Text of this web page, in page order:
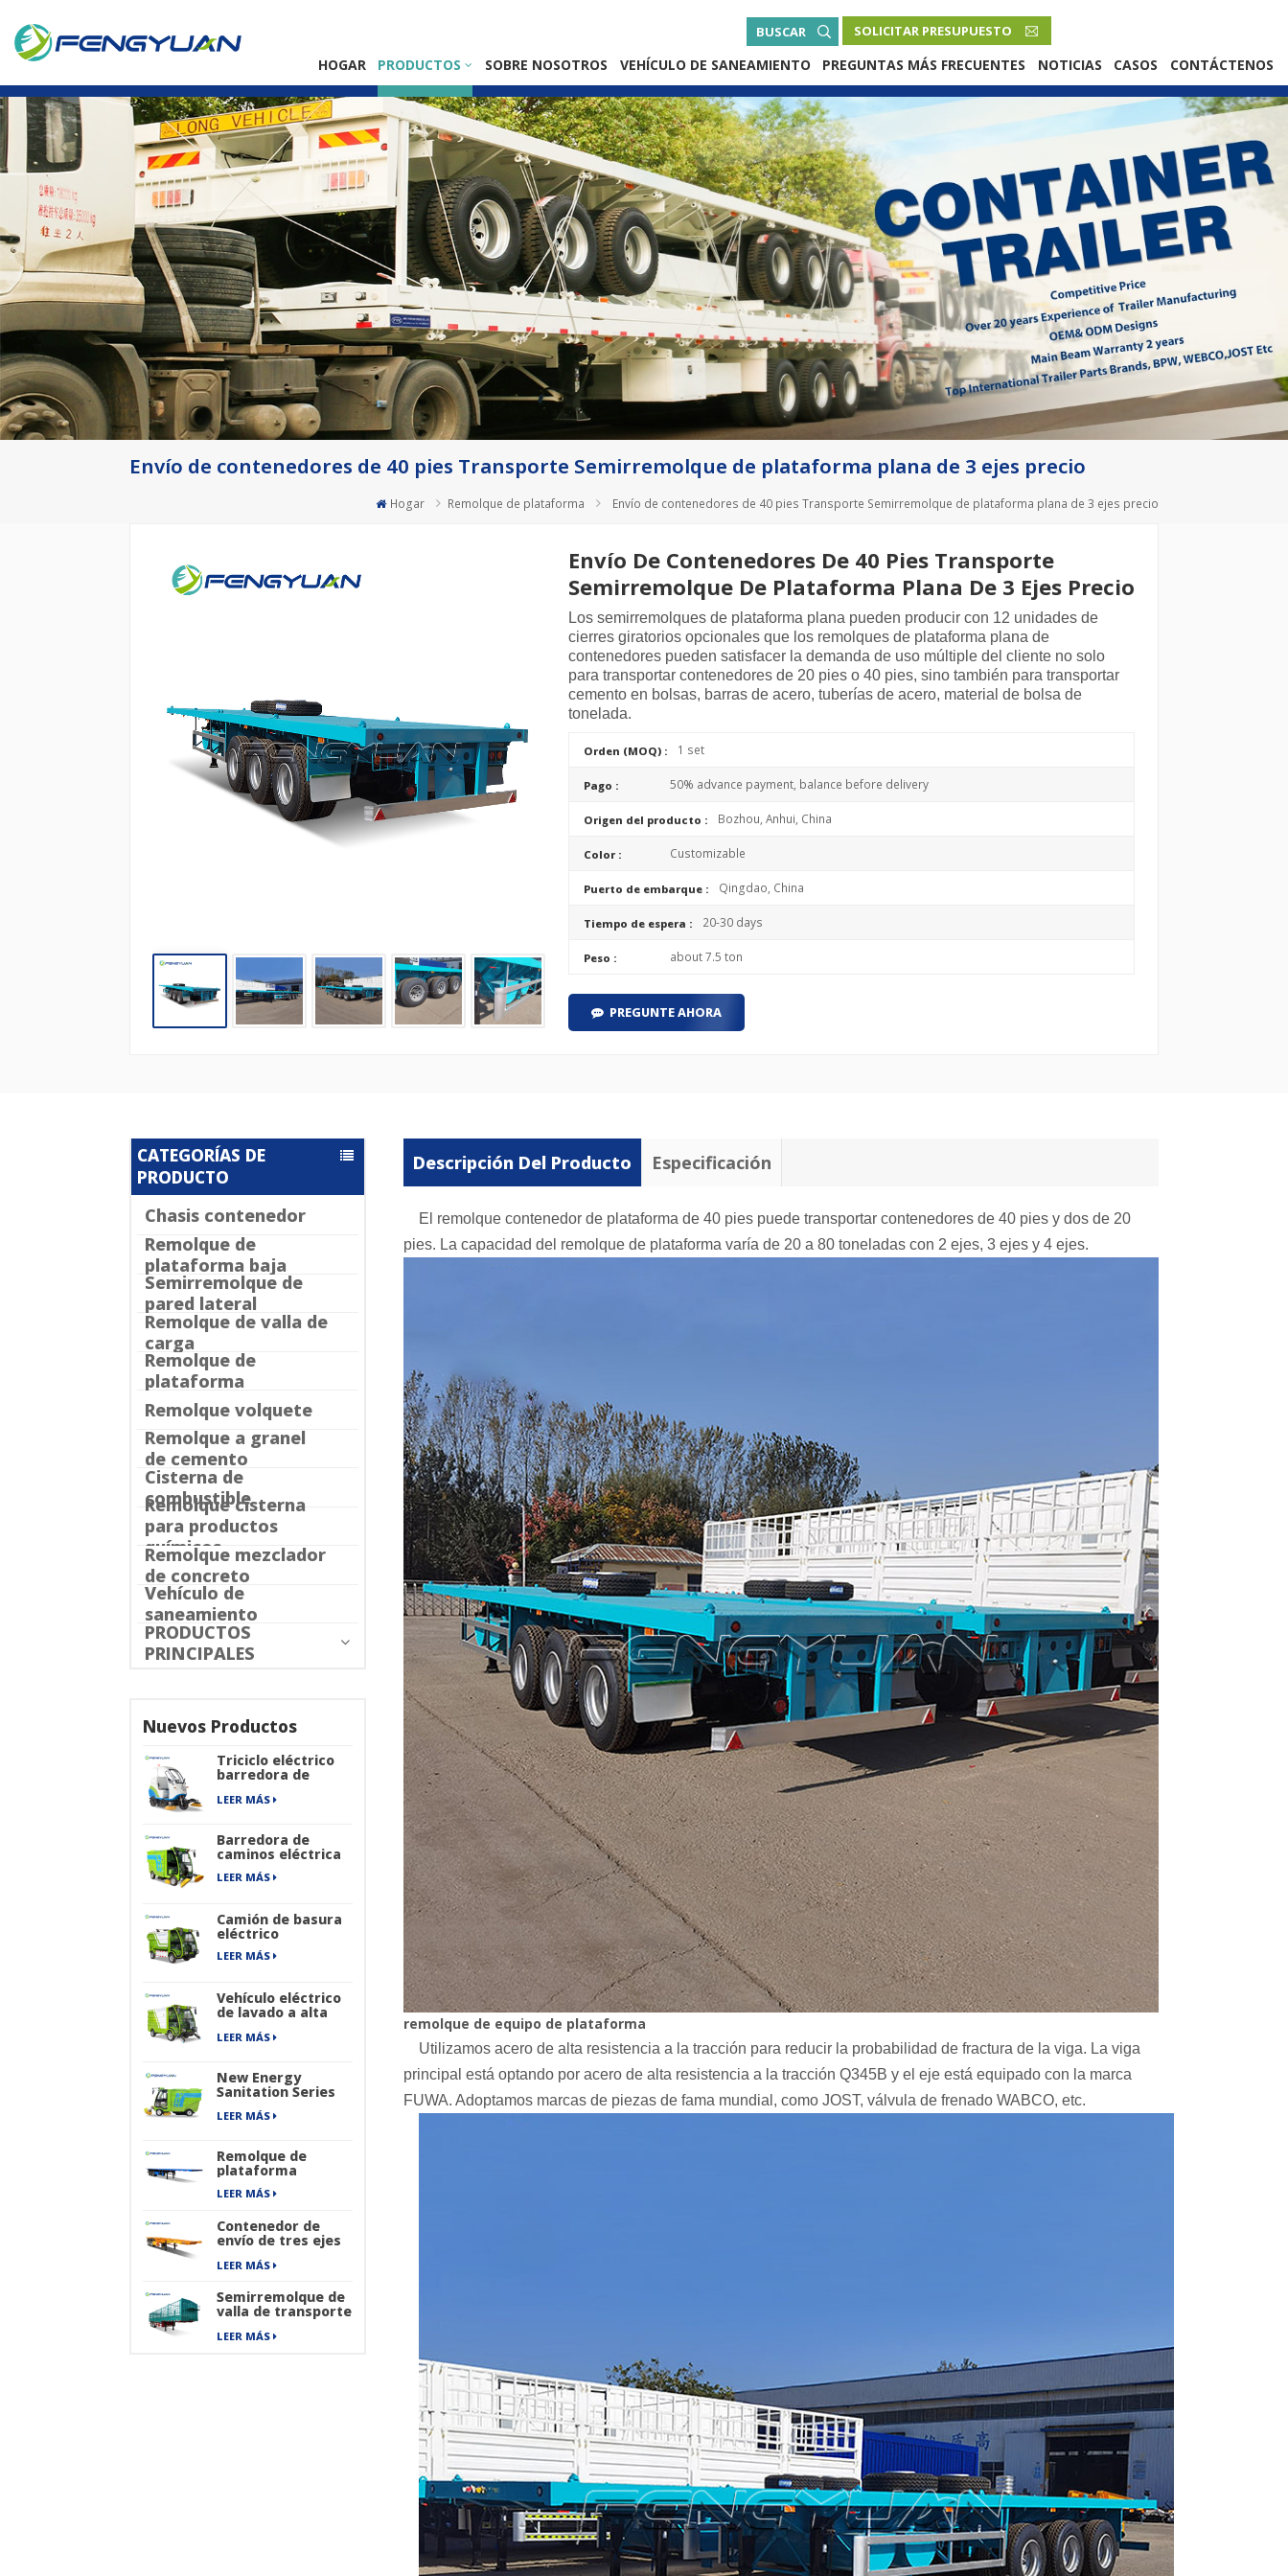
BUSCAR SOLICITAR PRESUPUESTO
Русский язык
Español
Português
Malay
ภาษา
بالعربية
Deutsch
Türkçe
HOGAR PRODUCTOS SOBRE NOSOTROS VEHÍCULO DE SANEAMIENTO PREGUNTAS MÁS FRECUENTES NOTICIAS CASOS CONTÁCTENOS
Envío de contenedores de 40 pies Transporte Semirremolque de plataforma plana de 3 ejes precio
Hogar Remolque de plataforma Envío de contenedores de 40 pies Transporte Semirremolque de plataforma plana de 3 ejes precio
Envío De Contenedores De 40 Pies Transporte
Semirremolque De Plataforma Plana De 3 Ejes Precio
Los semirremolques de plataforma plana pueden producir con 12 unidades de
cierres giratorios opcionales que los remolques de plataforma plana de
contenedores pueden satisfacer la demanda de uso múltiple del cliente no solo
para transportar contenedores de 20 pies o 40 pies, sino también para transportar
cemento en bolsas, barras de acero, tuberías de acero, material de bolsa de
tonelada.
Orden (MOQ) : 1 set
Pago : 50% advance payment, balance before delivery
Origen del producto : Bozhou, Anhui, China
Color : Customizable
Puerto de embarque : Qingdao, China
Tiempo de espera : 20-30 days
Peso : about 7.5 ton
PREGUNTE AHORA
CATEGORÍAS DE
PRODUCTO
Chasis contenedor
Remolque de
plataforma baja
Semirremolque de
pared lateral
Remolque de valla de
carga
Remolque de
plataforma
Remolque volquete
Remolque a granel
de cemento
Cisterna de
combustible
Remolque cisterna
para productos
químicos
Remolque mezclador
de concreto
Vehículo de
saneamiento
PRODUCTOS
PRINCIPALES
Nuevos Productos
Triciclo eléctrico
barredora de
LEER MÁS
Barredora de
caminos eléctrica
LEER MÁS
Camión de basura
eléctrico
LEER MÁS
Vehículo eléctrico
de lavado a alta
LEER MÁS
New Energy
Sanitation Series
calles industrial
eléctrica de cuatro
ruedas
LEER MÁS
Remolque de
plataforma
LEER MÁS
Contenedor de
envío de tres ejes
que transporta
semirremolque
LEER MÁS
Semirremolque de
valla de transporte
de mercancías
LEER MÁS
Descripción Del Producto Especificación
El remolque contenedor de plataforma de 40 pies puede transportar contenedores de 40 pies y dos de 20
pies. La capacidad del remolque de plataforma varía de 20 a 80 toneladas con 2 ejes, 3 ejes y 4 ejes.
remolque de equipo de plataforma
Utilizamos acero de alta resistencia a la tracción para reducir la probabilidad de fractura de la viga. La viga
principal está optando por acero de alta resistencia a la tracción Q345B y el eje está equipado con la marca
FUWA. Adoptamos marcas de piezas de fama mundial, como JOST, válvula de frenado WABCO, etc.